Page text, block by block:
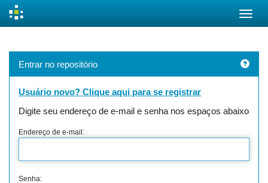
Entrar no repositório
Usuário novo? Clique aqui para se registrar
Digite seu endereço de e-mail e senha nos espaços abaixo
Endereço de e-mail:
Senha: